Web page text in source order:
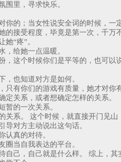
围里，寻求快乐。
你的；当女性说安全词的时候，一
的接受程度，毕竟是第一次，千
“疼”。
，给她一点温暖。
，这个时候你们是平等的，也可以
，也知道对方是如何。
有你们的游戏有质量，她才对你
关系，或者想确定怎样的关系。
暂的一次关系。
关系。 这个时候，就直接开门见山
导对方主动说出这句话。
认真的对待。
圈当自我表达的平台。
自己，自己就是什么样。 综上，